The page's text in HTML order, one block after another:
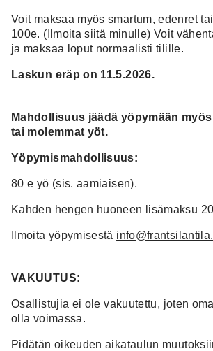
Voit maksaa myös smartum, edenret
100e. (Ilmoita siitä minulle) Voit
ja maksaa loput normaalisti tilille.
Laskun eräp on 11.5.2026.
Mahdollisuus jäädä yöpymään
tai molemmat yöt.
Yöpymismahdollisuus:
80 e yö (sis. aamiaisen).
Kahden hengen huoneen lisämaksu
Ilmoita yöpymisestä
VAKUUTUS:
Osallistujia ei ole vakuutettu, joten
olla voimassa.
Pidätän oikeuden aikataulun